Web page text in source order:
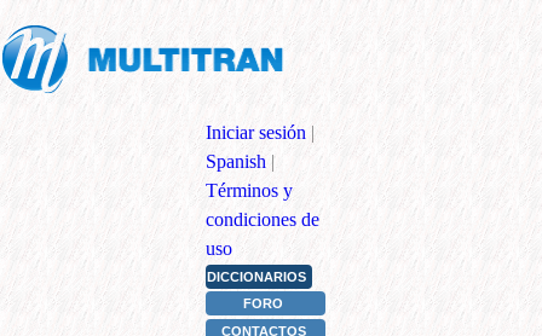
Iniciar sesión |
Spanish |
Términos y
condiciones de
uso
DICCIONARIOS
FORO
CONTACTOS